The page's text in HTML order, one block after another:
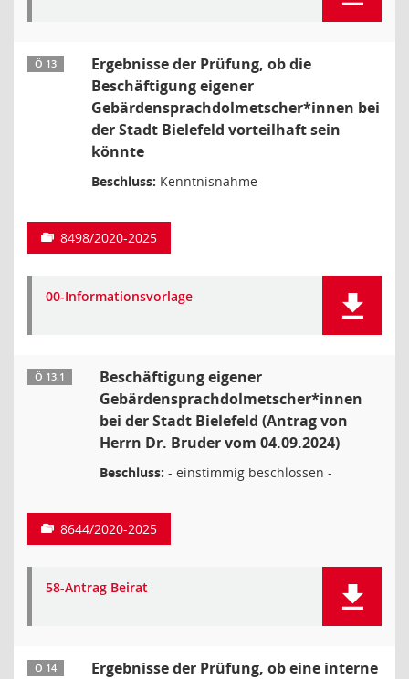
Ö 13
Ergebnisse der Prüfung, ob die
Beschäftigung eigener
Gebärdensprachdolmetscher*innen bei
der Stadt Bielefeld vorteilhaft sein
könnte
Beschluss: Kenntnisnahme
8498/2020-2025
00-Informationsvorlage
Ö 13.1
Beschäftigung eigener
Gebärdensprachdolmetscher*innen
bei der Stadt Bielefeld (Antrag von
Herrn Dr. Bruder vom 04.09.2024)
Beschluss: - einstimmig beschlossen -
8644/2020-2025
58-Antrag Beirat
Ö 14
Ergebnisse der Prüfung, ob eine interne